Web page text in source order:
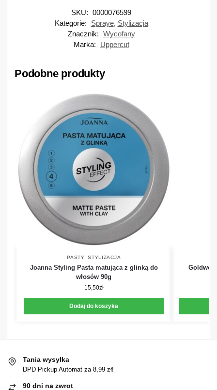
SKU: 0000076599
Kategorie:
Spraye, Stylizacja
Znacznik: Wycofany
Marka:
Uppercut
Podobne produkty
PASTY,STYLIZACJA
Joanna Styling Pasta matująca z glinką do
włosów 90g
15,50zł
Dodaj do koszyka
Goldwell
Tania wysyłka
DPD Pickup Automat za 8,99 zł!
90 dni na zwrot